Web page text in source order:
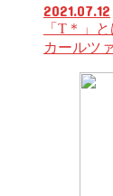
2021.07.12
「T＊」
カールツ